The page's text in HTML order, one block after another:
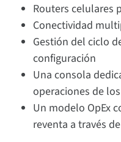
Routers celulares
Conectividad
Gestión del ciclo
configuración
Una consola
operaciones de
Un modelo OpEx
reventa a través